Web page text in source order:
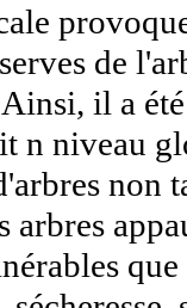
de
il a
n niveau
non
arbres
que